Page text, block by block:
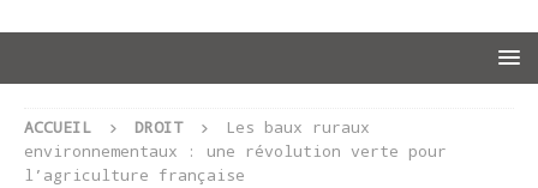
ACCUEIL DROIT
Les baux ruraux
environnementaux : une révolution verte pour
l’agriculture française